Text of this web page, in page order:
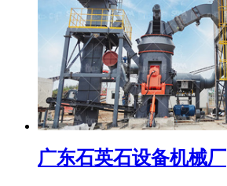
广东石英石设备机械厂